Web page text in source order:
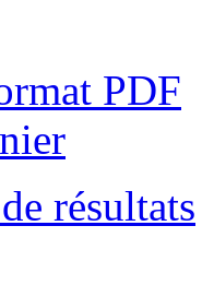
PDF
résultats